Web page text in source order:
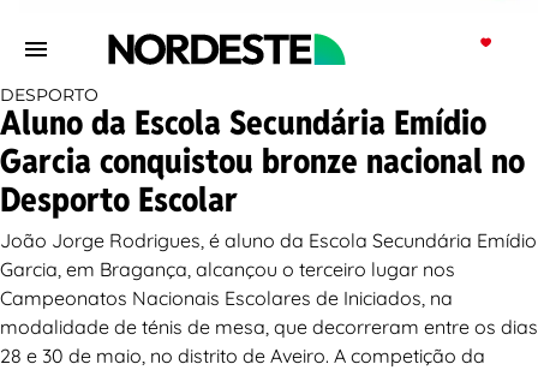
DESPORTO
Aluno da Escola Secundária Emídio
Garcia conquistou bronze nacional no
Desporto Escolar
João Jorge Rodrigues, é aluno da Escola Secundária Emídio
Garcia, em Bragança, alcançou o terceiro lugar nos
Campeonatos Nacionais Escolares de Iniciados, na
modalidade de ténis de mesa, que decorreram entre os dias
28 e 30 de maio, no distrito de Aveiro. A competição da